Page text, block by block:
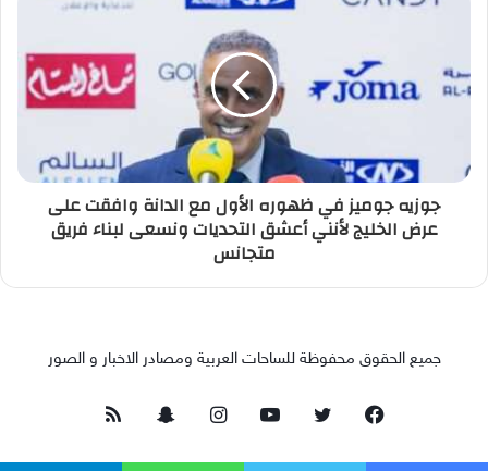
جوزيه جوميز في ظهوره الأول مع الدانة وافقت على
عرض الخليج لأنني أعشق التحديات ونسعى لبناء فريق
متجانس
جميع الحقوق محفوظة للساحات العربية ومصادر الاخبار و الصور
فيسبوك تويتر يوتيوبانستقرامسناب
تشات
ملخص
الموقع